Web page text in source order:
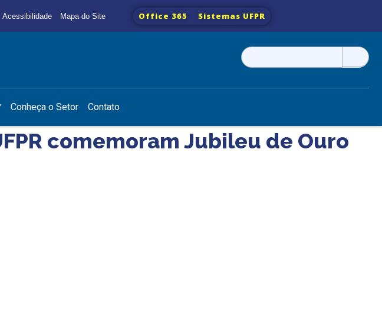
Acessibilidade Mapa do Site Office 365 Sistemas UFPR
Pesquisar
por:
Conheça o Setor Contato
comemoram Jubileu de Ouro